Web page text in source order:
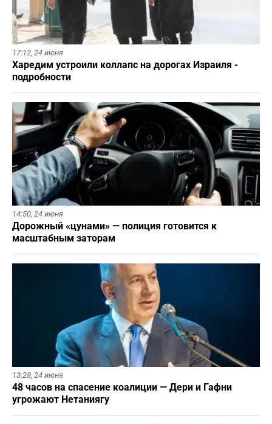
17:12, 24 июня
Харедим устроили коллапс на дорогах Израиля -
подробности
14:50, 24 июня
Дорожный «цунами» — полиция готовится к
масштабным заторам
13:28, 24 июня
48 часов на спасение коалиции — Дери и Гафни
угрожают Нетаниягу